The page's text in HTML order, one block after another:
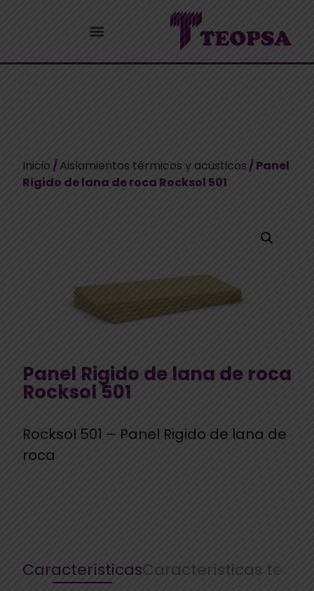
Inicio/Aislamientos térmicos y acústicos/ Panel
Rigido de lana de roca Rocksol 501
Panel Rigido de lana de roca
Rocksol 501
Rocksol 501 – Panel Rigido de lana de
roca
CaracterísticasCaracterísticas